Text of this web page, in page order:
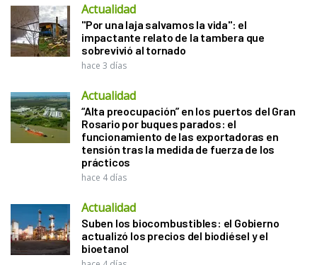
Actualidad
"Por una laja salvamos la vida": el
impactante relato de la tambera que
sobrevivió al tornado
hace 3 días
Actualidad
“Alta preocupación” en los puertos del Gran
Rosario por buques parados: el
funcionamiento de las exportadoras en
tensión tras la medida de fuerza de los
prácticos
hace 4 días
Actualidad
Suben los biocombustibles: el Gobierno
actualizó los precios del biodiésel y el
bioetanol